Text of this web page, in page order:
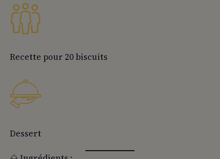
Recette pour 20 biscuits
Dessert